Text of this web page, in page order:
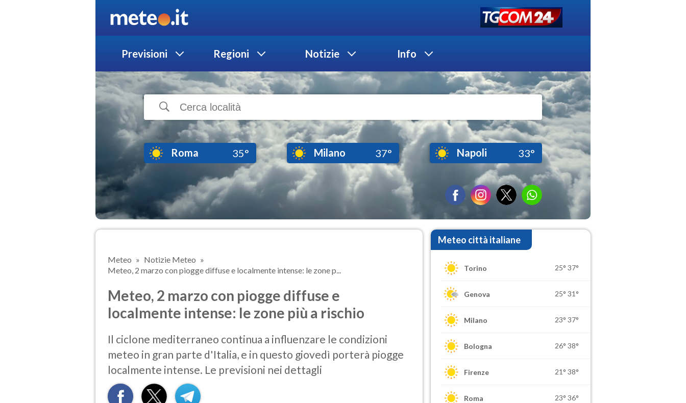
Previsioni Regioni Notizie Info
Roma 35° Milano 37° Napoli 33°
Meteo
Notizie Meteo
Meteo, 2 marzo con piogge diffuse e localmente intense: le zone p...
Meteo, 2 marzo con piogge diffuse e
localmente intense: le zone più a rischio
Il ciclone mediterraneo continua a influenzare le condizioni
meteo in gran parte d'Italia, e in questo giovedì porterà piogge
localmente intense. Le previsioni nei dettagli
Meteo città italiane
Torino 25° 37°
Genova 25° 31°
Milano 23° 37°
Bologna 26° 38°
Firenze 21° 38°
Roma 23° 36°